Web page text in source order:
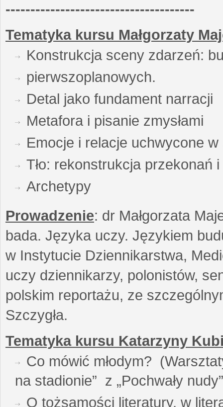
--------------------------------------
Tematyka kursu Małgorzaty
Konstrukcja sceny zdarzeń:
pierwszoplanowych.
Detal jako fundament narracji
Metafora i pisanie zmysłami
Emocje i relacje uchwycone
Tło: rekonstrukcja przekonań
Archetypy
Prowadzenie: dr Małgorzata
bada. Języka uczy. Językiem
w Instytucie Dziennikarstwa,
uczy dziennikarzy, polonistów,
polskim reportażu, ze
Szczygła.
Tematyka kursu Katarzyny
Co mówić młodym?
na stadionie” z „Pochwały
O tożsamości literatury, w